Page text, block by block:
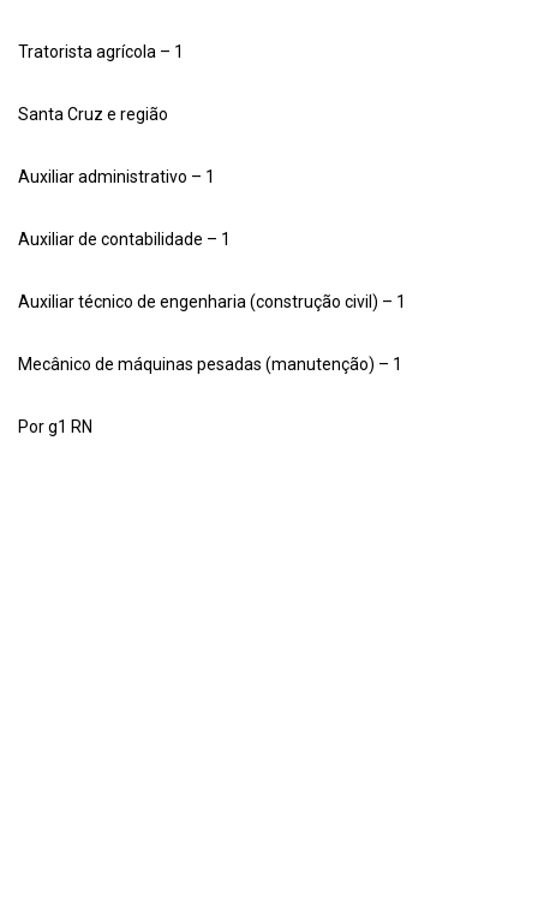
Tratorista agrícola – 1
Santa Cruz e região
Auxiliar administrativo – 1
Auxiliar de contabilidade – 1
Auxiliar técnico de engenharia (construção civil) – 1
Mecânico de máquinas pesadas (manutenção) – 1
Por g1 RN